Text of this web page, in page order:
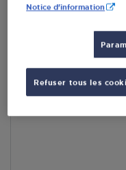
Notice d'information
Refuser tous les